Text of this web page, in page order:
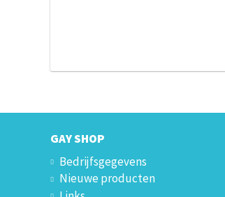
GAY SHOP
Bedrijfsgegevens
Nieuwe producten